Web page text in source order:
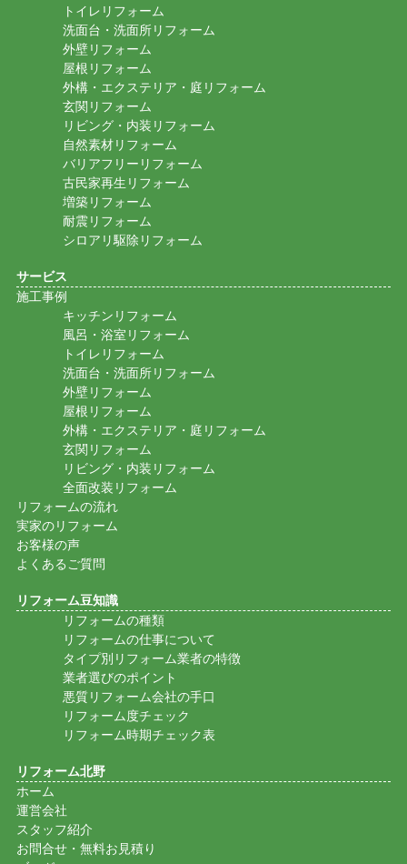
トイレリフォーム
洗面台・洗面所リフォーム
外壁リフォーム
屋根リフォーム
外構・エクステリア・庭リフォーム
玄関リフォーム
リビング・内装リフォーム
自然素材リフォーム
バリアフリーリフォーム
古民家再生リフォーム
増築リフォーム
耐震リフォーム
シロアリ駆除リフォーム
サービス
施工事例
キッチンリフォーム
風呂・浴室リフォーム
トイレリフォーム
洗面台・洗面所リフォーム
外壁リフォーム
屋根リフォーム
外構・エクステリア・庭リフォーム
玄関リフォーム
リビング・内装リフォーム
全面改装リフォーム
リフォームの流れ
実家のリフォーム
お客様の声
よくあるご質問
リフォーム豆知識
リフォームの種類
リフォームの仕事について
タイプ別リフォーム業者の特徴
業者選びのポイント
悪質リフォーム会社の手口
リフォーム度チェック
リフォーム時期チェック表
リフォーム北野
ホーム
運営会社
スタッフ紹介
お問合せ・無料お見積り